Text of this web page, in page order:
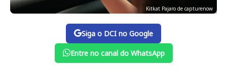
Kitkat Pajaro de capturenow
Siga o DCI no Google
Entre no canal do WhatsApp